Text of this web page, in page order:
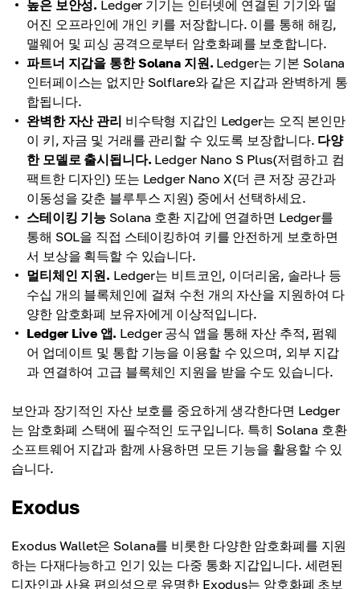
높은 보안성. Ledger 기기는 인터넷에 연결된 기기와 떨
어진 오프라인에 개인 키를 저장합니다. 이를 통해 해킹,
맬웨어 및 피싱 공격으로부터 암호화폐를 보호합니다.
파트너 지갑을 통한 Solana 지원. Ledger는 기본 Solana
인터페이스는 없지만 Solflare와 같은 지갑과 완벽하게 통
합됩니다.
완벽한 자산 관리 비수탁형 지갑인 Ledger는 오직 본인만
이 키, 자금 및 거래를 관리할 수 있도록 보장합니다. 다양
한 모델로 출시됩니다. Ledger Nano S Plus(저렴하고 컴
팩트한 디자인) 또는 Ledger Nano X(더 큰 저장 공간과
이동성을 갖춘 블루투스 지원) 중에서 선택하세요.
스테이킹 기능 Solana 호환 지갑에 연결하면 Ledger를
통해 SOL을 직접 스테이킹하여 키를 안전하게 보호하면
서 보상을 획득할 수 있습니다.
멀티체인 지원. Ledger는 비트코인, 이더리움, 솔라나 등
수십 개의 블록체인에 걸쳐 수천 개의 자산을 지원하여 다
양한 암호화폐 보유자에게 이상적입니다.
Ledger Live 앱. Ledger 공식 앱을 통해 자산 추적, 펌웨
어 업데이트 및 통합 기능을 이용할 수 있으며, 외부 지갑
과 연결하여 고급 블록체인 지원을 받을 수도 있습니다.
보안과 장기적인 자산 보호를 중요하게 생각한다면 Ledger
는 암호화폐 스택에 필수적인 도구입니다. 특히 Solana 호환
소프트웨어 지갑과 함께 사용하면 모든 기능을 활용할 수 있
습니다.
Exodus
Exodus Wallet은 Solana를 비롯한 다양한 암호화폐를 지원
하는 다재다능하고 인기 있는 다중 통화 지갑입니다. 세련된
디자인과 사용 편의성으로 유명한 Exodus는 암호화폐 초보